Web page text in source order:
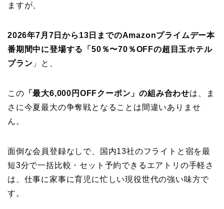
ますが、
2026年7月7日から13日までのAmazonプライムデー本
番期間中に登場する「50％〜70％OFFの超目玉ホテル
プラン 」と、
この 「最大6,000円OFFクーポン」の組み合わせは、ま
さに今夏最大の争奪戦となることは間違いありませ
ん。
面倒な会員登録なしで、国内13社のフライトと宿を最
短3分で一括比較・セット予約できるエアトリの手軽さ
は、仕事に家事に育児に忙しい現役世代の強い味方で
す。